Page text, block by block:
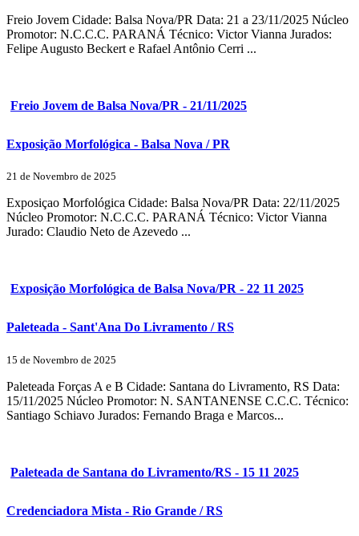
Freio Jovem Cidade: Balsa Nova/PR Data: 21 a 23/11/2025 Núcleo
Promotor: N.C.C.C. PARANÁ Técnico: Victor Vianna Jurados:
Felipe Augusto Beckert e Rafael Antônio Cerri ...
Freio Jovem de Balsa Nova/PR - 21/11/2025
Exposição Morfológica - Balsa Nova / PR
21 de Novembro de 2025
Exposiçao Morfológica Cidade: Balsa Nova/PR Data: 22/11/2025
Núcleo Promotor: N.C.C.C. PARANÁ Técnico: Victor Vianna
Jurado: Claudio Neto de Azevedo ...
Exposição Morfológica de Balsa Nova/PR - 22 11 2025
Paleteada - Sant'Ana Do Livramento / RS
15 de Novembro de 2025
Paleteada Forças A e B Cidade: Santana do Livramento, RS Data:
15/11/2025 Núcleo Promotor: N. SANTANENSE C.C.C. Técnico:
Santiago Schiavo Jurados: Fernando Braga e Marcos...
Paleteada de Santana do Livramento/RS - 15 11 2025
Credenciadora Mista - Rio Grande / RS